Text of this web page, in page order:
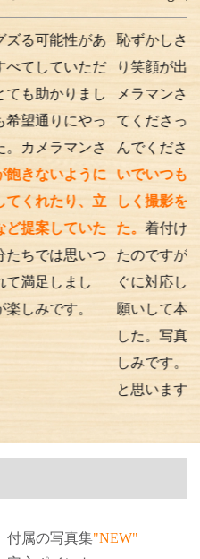
があ
ただ
まし
やっ
ンさ
うに
り、立
いた
いつ
まし
す。
恥ずかしさから最初
り笑顔が出ない子供
メラマンさんが根気
てくださったり落ち
んでくださったり、
いでいつもの笑顔が
しく撮影を行うこと
た。着付けとアテン
たのですが、撮影時
ぐに対応してくださ
願いして本当に良か
した。写真の仕上が
しみです。また次も
と思います。
付属の写真集"NEW"